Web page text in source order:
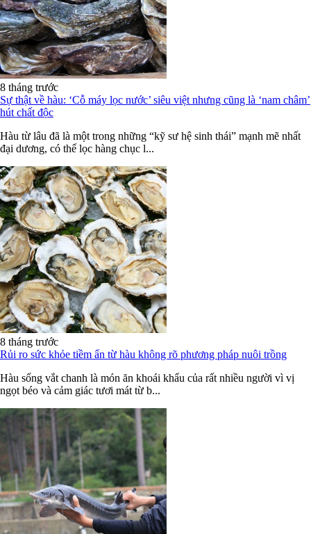
8 tháng trước
Sự thật về hàu: ‘Cỗ máy lọc nước’ siêu việt nhưng cũng là ‘nam châm’
hút chất độc
Hàu từ lâu đã là một trong những “kỹ sư hệ sinh thái” mạnh mẽ nhất
đại dương, có thể lọc hàng chục l...
8 tháng trước
Rủi ro sức khỏe tiềm ẩn từ hàu không rõ phương pháp nuôi trồng
Hàu sống vắt chanh là món ăn khoái khẩu của rất nhiều người vì vị
ngọt béo và cảm giác tươi mát từ b...